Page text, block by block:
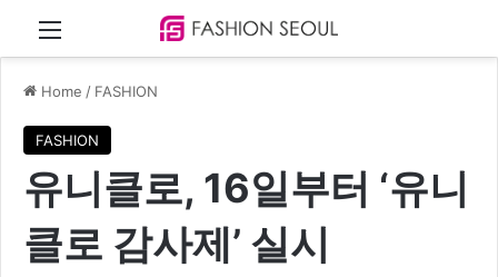
Home / FASHION
FASHION
유니클로, 16일부터 ‘유니
클로 감사제’ 실시